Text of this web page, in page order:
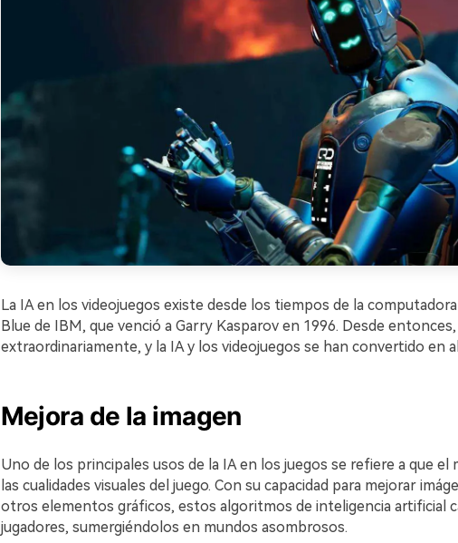
La IA en los videojuegos existe desde los tiempos de la
Blue de IBM, que venció a Garry Kasparov en 1996. Desde
extraordinariamente, y la IA y los videojuegos se han convertido en
Mejora de la imagen
Uno de los principales usos de la IA en los juegos se refiere a que el
las cualidades visuales del juego. Con su capacidad para mejorar
otros elementos gráficos, estos algoritmos de inteligencia artificial
jugadores, sumergiéndolos en mundos asombrosos.